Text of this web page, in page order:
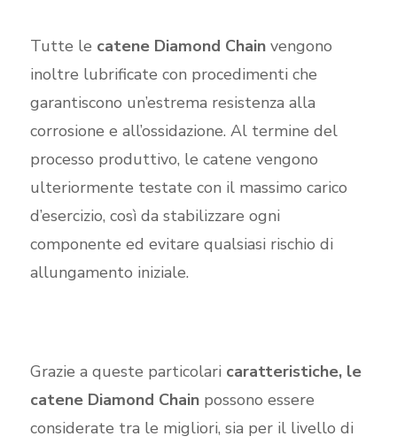
Tutte le catene Diamond Chainvengono
inoltre lubrificate con procedimenti che
garantiscono un’estrema resistenza alla
corrosione e all’ossidazione. Al termine del
processo produttivo, le catene vengono
ulteriormente testate con il massimo carico
d’esercizio, così da stabilizzare ogni
componente ed evitare qualsiasi rischio di
allungamento iniziale.
Grazie a queste particolari caratteristiche, le
catene Diamond Chainpossono essere
considerate tra le migliori, sia per il livello di